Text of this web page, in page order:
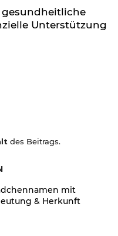
Unterstützung
des Beitrags.
mit
& Herkunft